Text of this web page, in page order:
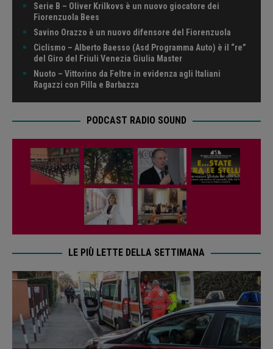
Serie B – Oliver Krilkovs è un nuovo giocatore dei
Fiorenzuola Bees
Savino Orazzo è un nuovo difensore del Fiorenzuola
Ciclismo – Alberto Baesso (Asd Programma Auto) è il “re”
del Giro del Friuli Venezia Giulia Master
Nuoto – Vittorino da Feltre in evidenza agli Italiani
Ragazzi con Pilla e Barbazza
PODCAST RADIO SOUND
LE PIÙ LETTE DELLA SETTIMANA